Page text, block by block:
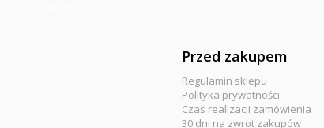
Przed zakupem
Regulamin sklepu
Polityka prywatności
Czas realizacji zamówienia
30 dni na zwrot zakupów